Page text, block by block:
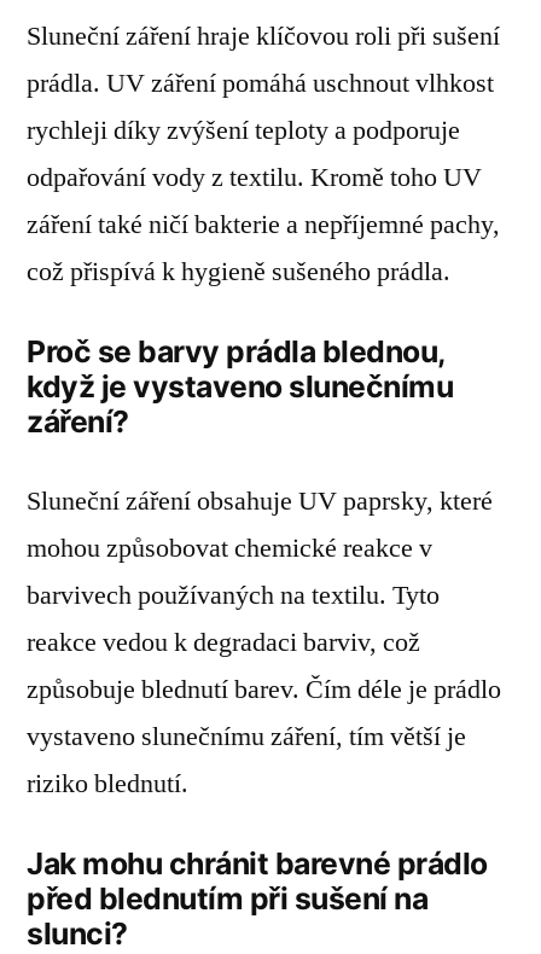
Sluneční záření hraje klíčovou roli při sušení
prádla. UV záření pomáhá uschnout vlhkost
rychleji díky zvýšení teploty a podporuje
odpařování vody z textilu. Kromě toho UV
záření také ničí bakterie a nepříjemné pachy,
což přispívá k hygieně sušeného prádla.
Proč se barvy prádla blednou,
když je vystaveno slunečnímu
záření?
Sluneční záření obsahuje UV paprsky, které
mohou způsobovat chemické reakce v
barvivech používaných na textilu. Tyto
reakce vedou k degradaci barviv, což
způsobuje blednutí barev. Čím déle je prádlo
vystaveno slunečnímu záření, tím větší je
riziko blednutí.
Jak mohu chránit barevné prádlo
před blednutím při sušení na
slunci?